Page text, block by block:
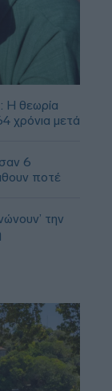
Η θεωρία
χρόνια μετά
6
ποτέ
την